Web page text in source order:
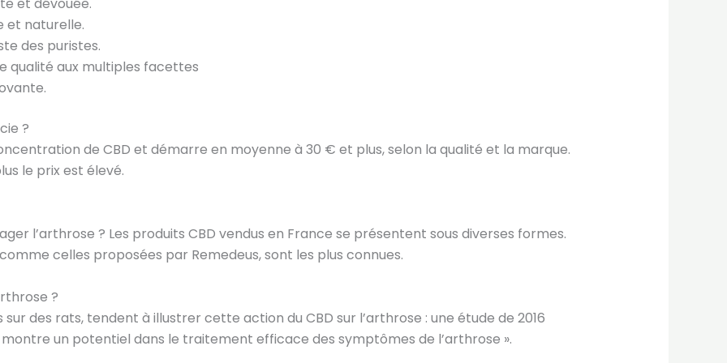
et dévouée.
et naturelle.
des puristes.
qualité aux multiples facettes
?
de CBD et démarre en moyenne à 30 € et plus, selon la qualité et la marque.
le prix est élevé.
l’arthrose ? Les produits CBD vendus en France se présentent sous diverses formes.
celles proposées par Remedeus, sont les plus connues.
?
des rats, tendent à illustrer cette action du CBD sur l’arthrose : une étude de 2016
montre un potentiel dans le traitement efficace des symptômes de l’arthrose ».